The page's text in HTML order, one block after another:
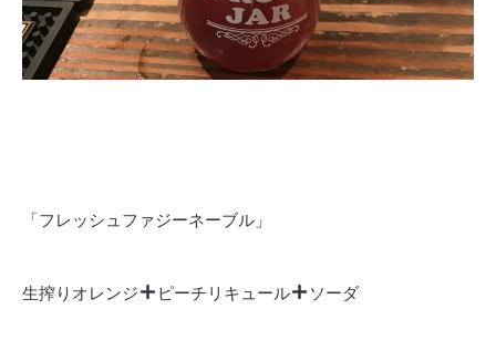
「フレッシュファジーネーブル」
生搾りオレンジ ピーチリキュール ソーダ